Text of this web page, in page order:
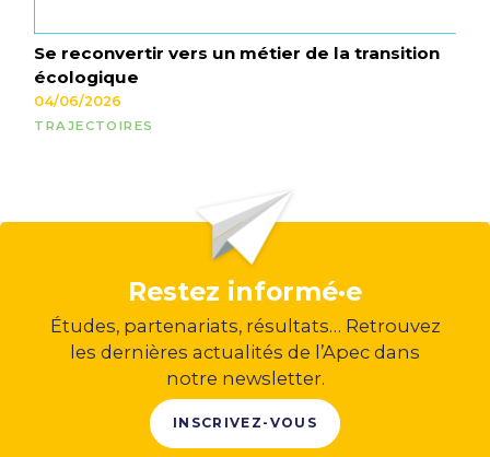
Se reconvertir vers un métier de la transition
écologique
04/06/2026
TRAJECTOIRES
Restez informé·e
Études, partenariats, résultats… Retrouvez
les dernières actualités de l’Apec dans
notre newsletter.
INSCRIVEZ-VOUS